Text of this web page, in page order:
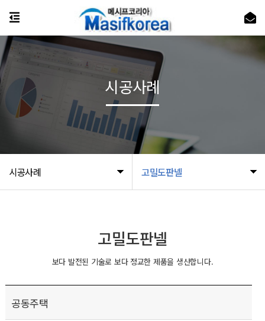
시공사례 고밀도판넬
시공사례
고밀도판넬
보다 발전된 기술로 보다 정교한 제품을 생산합니다.
공동주택